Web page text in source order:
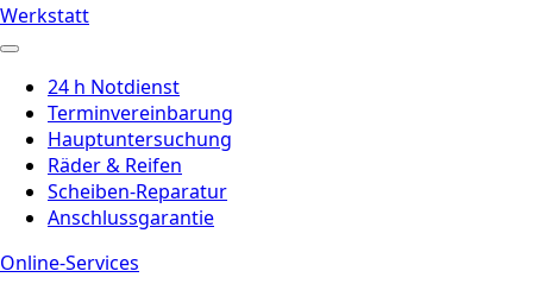
Werkstatt
24 h Notdienst
Terminvereinbarung
Hauptuntersuchung
Räder & Reifen
Scheiben-Reparatur
Anschlussgarantie
Online-Services